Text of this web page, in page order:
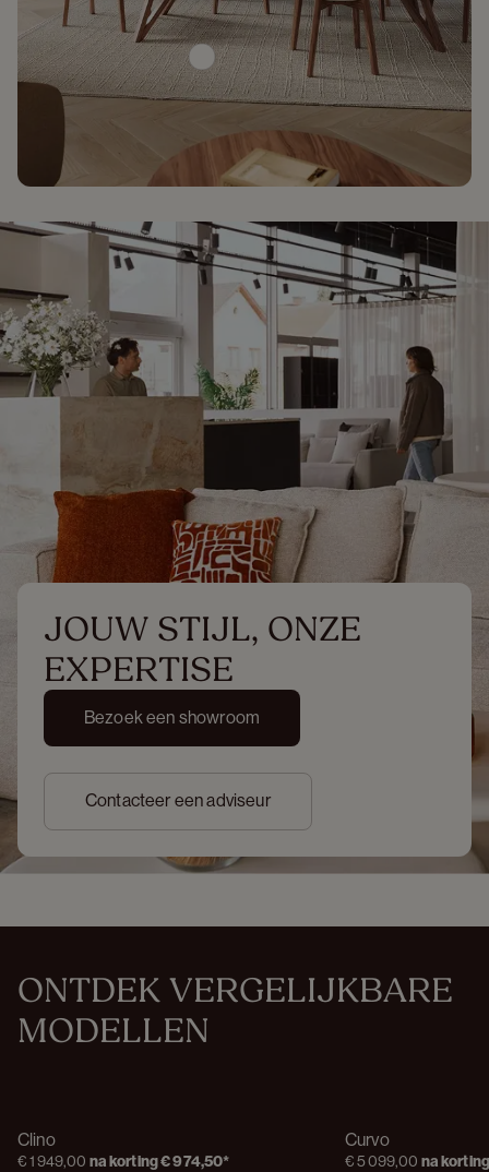
JOUW STIJL, ONZE
EXPERTISE
Bezoek een showroom
Contacteer een adviseur
ONTDEK VERGELIJKBARE
MODELLEN
Clino
€ 1 949,00 na korting€ 974,50*
Curvo
€ 5 099,00 na korting